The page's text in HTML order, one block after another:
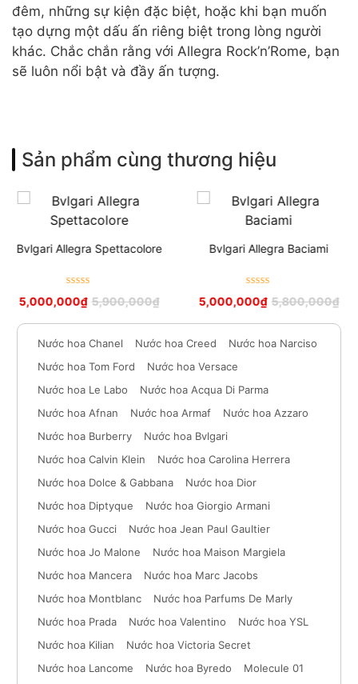
đêm, những sự kiện đặc biệt, hoặc khi bạn muốn
tạo dựng một dấu ấn riêng biệt trong lòng người
khác. Chắc chắn rằng với Allegra Rock’n’Rome, bạn
sẽ luôn nổi bật và đầy ấn tượng.
Sản phẩm cùng thương hiệu
Bvlgari Allegra Spettacolore
hạng 5sao
5,900,000₫
5,000,000₫
Bvlgari Allegra Baciami
hạng sao
5,800,000₫
5,000,000₫
Nước hoa Chanel Nước hoa Creed
Nước hoa Narciso
Nước hoa Tom Ford
Nước hoa Versace
Nước hoa Le Labo
Nước hoa Acqua Di Parma
Nước hoa Afnan
Nước hoa Armaf
Nước hoa Azzaro
Nước hoa Burberry
Nước hoa Bvlgari
Nước hoa Calvin Klein
Nước hoa Carolina Herrera
Nước hoa Dolce & Gabbana
Nước hoa Dior
Nước hoa Diptyque
Nước hoa Giorgio Armani
Nước hoa Gucci
Nước hoa Jean Paul Gaultier
Nước hoa Jo Malone
Nước hoa Maison Margiela
Nước hoa Mancera
Nước hoa Marc Jacobs
Nước hoa Montblanc
Nước hoa Parfums De Marly
Nước hoa Prada
Nước hoa Valentino
Nước hoa YSL
Nước hoa Kilian
Nước hoa Victoria Secret
Nước hoa Lancome
Nước hoa Byredo
Molecule 01